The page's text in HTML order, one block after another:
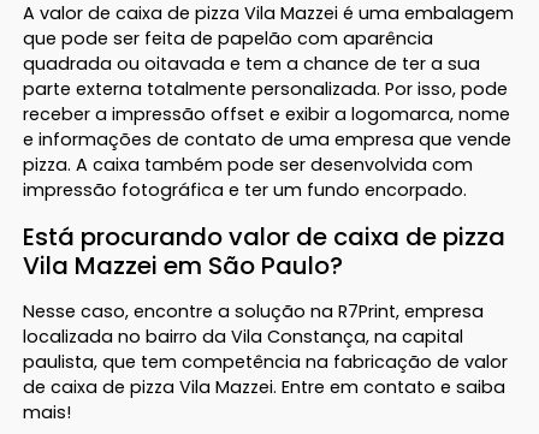
A valor de caixa de pizza Vila Mazzei é uma embalagem
que pode ser feita de papelão com aparência
quadrada ou oitavada e tem a chance de ter a sua
parte externa totalmente personalizada. Por isso, pode
receber a impressão offset e exibir a logomarca, nome
e informações de contato de uma empresa que vende
pizza. A caixa também pode ser desenvolvida com
impressão fotográfica e ter um fundo encorpado.
Está procurando valor de caixa de pizza
Vila Mazzei em São Paulo?
Nesse caso, encontre a solução na R7Print, empresa
localizada no bairro da Vila Constança, na capital
paulista, que tem competência na fabricação de valor
de caixa de pizza Vila Mazzei. Entre em contato e saiba
mais!